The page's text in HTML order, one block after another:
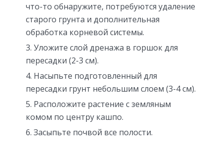
что-то обнаружите, потребуются удаление
старого грунта и дополнительная
обработка корневой системы.
Уложите слой дренажа в горшок для
пересадки (2-3 см).
Насыпьте подготовленный для
пересадки грунт небольшим слоем (3-4 см).
Расположите растение с земляным
комом по центру кашпо.
Засыпьте почвой все полости.